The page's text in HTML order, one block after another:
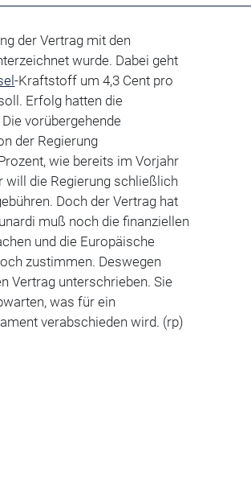
der Vertrag mit den
wurde. Dabei geht
-Kraftstoff um 4,3 Cent pro
Erfolg hatten die
vorübergehende
der Regierung
wie bereits im Vorjahr
die Regierung schließlich
Doch der Vertrag hat
muß noch die finanziellen
und die Europäische
zustimmen. Deswegen
Vertrag unterschrieben. Sie
was für ein
verabschieden wird. (rp)